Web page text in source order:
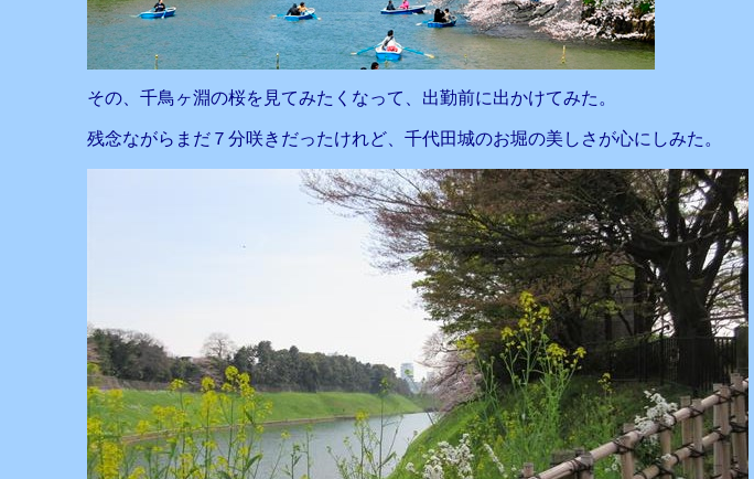
その、千鳥ヶ淵の桜を見てみたくなって、出勤前に出かけてみた。
残念ながらまだ７分咲きだったけれど、千代田城のお堀の美しさが心にしみた。